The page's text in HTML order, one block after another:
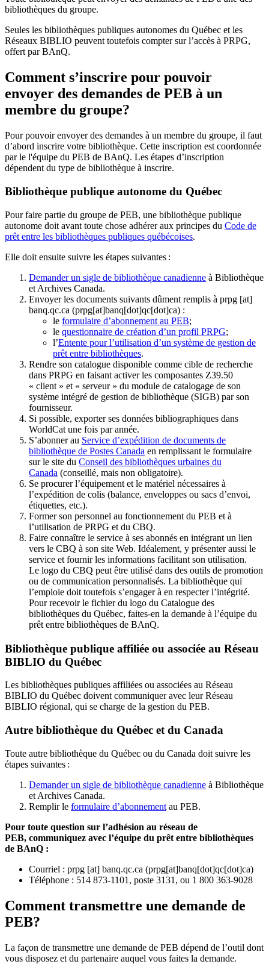
bibliothèques du groupe.
Seules les bibliothèques publiques autonomes du Québec et les
Réseaux BIBLIO peuvent toutefois compter sur l’accès à PRPG,
offert par BAnQ.
Comment s’inscrire pour pouvoir
envoyer des demandes de PEB à un
membre du groupe?
Pour pouvoir envoyer des demandes à un membre du groupe, il faut
d’abord inscrire votre bibliothèque. Cette inscription est coordonnée
par le l'équipe du PEB de BAnQ. Les étapes d’inscription
dépendent du type de bibliothèque à inscrire.
Bibliothèque publique autonome du Québec
Pour faire partie du groupe de PEB, une bibliothèque publique
autonome doit avant toute chose adhérer aux principes du Code de
prêt entre les bibliothèques publiques québécoises.
Elle doit ensuite suivre les étapes suivantes :
Demander un sigle de bibliothèque canadienne à Bibliothèque
et Archives Canada.
Envoyer les documents suivants dûment remplis à prpg [at]
banq.qc.ca (prpg[at]banq[dot]qc[dot]ca) :
le formulaire d’abonnement au PEB;
le questionnaire de création d’un profil PRPG;
l’Entente pour l’utilisation d’un système de gestion de
prêt entre bibliothèques.
Rendre son catalogue disponible comme cible de recherche
dans PRPG en faisant activer les composantes Z39.50
« client » et « serveur » du module de catalogage de son
système intégré de gestion de bibliothèque (SIGB) par son
fournisseur.
Si possible, exporter ses données bibliographiques dans
WorldCat une fois par année.
S’abonner au Service d’expédition de documents de
bibliothèque de Postes Canada en remplissant le formulaire
sur le site du Conseil des bibliothèques urbaines du
Canada (conseillé, mais non obligatoire).
Se procurer l’équipement et le matériel nécessaires à
l’expédition de colis (balance, enveloppes ou sacs d’envoi,
étiquettes, etc.).
Former son personnel au fonctionnement du PEB et à
l’utilisation de PRPG et du CBQ.
Faire connaître le service à ses abonnés en intégrant un lien
vers le CBQ à son site Web. Idéalement, y présenter aussi le
service et fournir les informations facilitant son utilisation.
Le logo du CBQ peut être utilisé dans des outils de promotion
ou de communication personnalisés. La bibliothèque qui
l’emploie doit toutefois s’engager à en respecter l’intégrité.
Pour recevoir le fichier du logo du Catalogue des
bibliothèques du Québec, faites-en la demande à l’équipe du
prêt entre bibliothèques de BAnQ.
Bibliothèque publique affiliée ou associée au Réseau
BIBLIO du Québec
Les bibliothèques publiques affiliées ou associées au Réseau
BIBLIO du Québec doivent communiquer avec leur Réseau
BIBLIO régional, qui se charge de la gestion du PEB.
Autre bibliothèque du Québec et du Canada
Toute autre bibliothèque du Québec ou du Canada doit suivre les
étapes suivantes :
Demander un sigle de bibliothèque canadienne à Bibliothèque
et Archives Canada.
Remplir le formulaire d’abonnement au PEB.
Pour toute question sur l’adhésion au réseau de
PEB, communiquez avec l’équipe du prêt entre bibliothèques
de BAnQ :
Courriel : prpg [at] banq.qc.ca (prpg[at]banq[dot]qc[dot]ca)
Téléphone : 514 873-1101, poste 3131, ou 1 800 363-9028
Comment transmettre une demande de
PEB?
La façon de transmettre une demande de PEB dépend de l’outil dont
vous disposez et du partenaire auquel vous faites la demande.